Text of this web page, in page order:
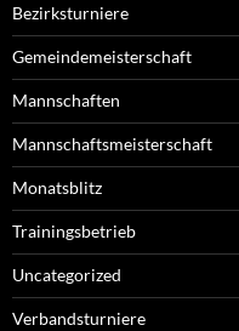
Bezirksturniere
Gemeindemeisterschaft
Mannschaften
Mannschaftsmeisterschaft
Monatsblitz
Trainingsbetrieb
Uncategorized
Verbandsturniere